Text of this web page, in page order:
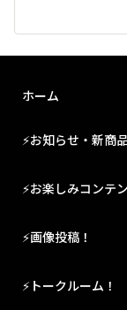
ホーム
⚡お知らせ・新商
⚡お楽しみコンテ
⚡画像投稿！
⚡トークルーム！